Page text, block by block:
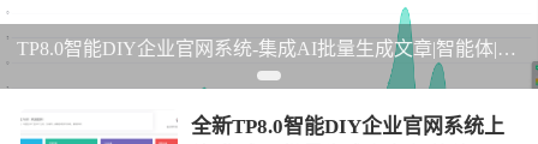
TP8.0智能DIY企业官网系统-集成AI批量生成文章|智能体|uniapp|前后完全分离
全新TP8.0智能DIY企业官网系统上